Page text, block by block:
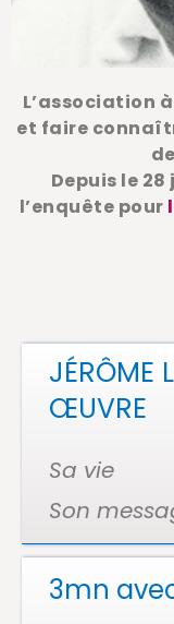
L’association
et faire
Depuis le
l’enquête pour
JÉRÔME
ŒUVRE
Sa vie
Son
3mn